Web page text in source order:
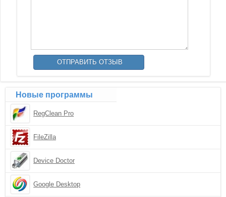
Новые программы
RegClean Pro
FileZilla
Device Doctor
Google Desktop